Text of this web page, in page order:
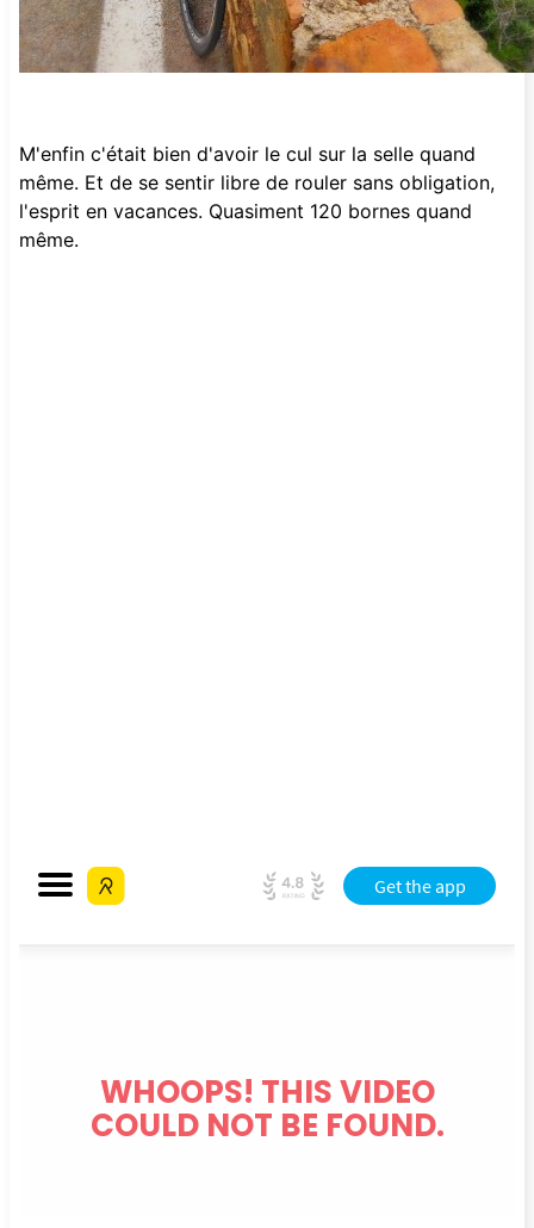
M'enfin c'était bien d'avoir le cul sur la selle quand
même. Et de se sentir libre de rouler sans obligation,
l'esprit en vacances. Quasiment 120 bornes quand
même.